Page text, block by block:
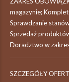
magazynie;
Sprawdzanie
Sprzedaż
Doradztwo w
SZCZEGÓŁY